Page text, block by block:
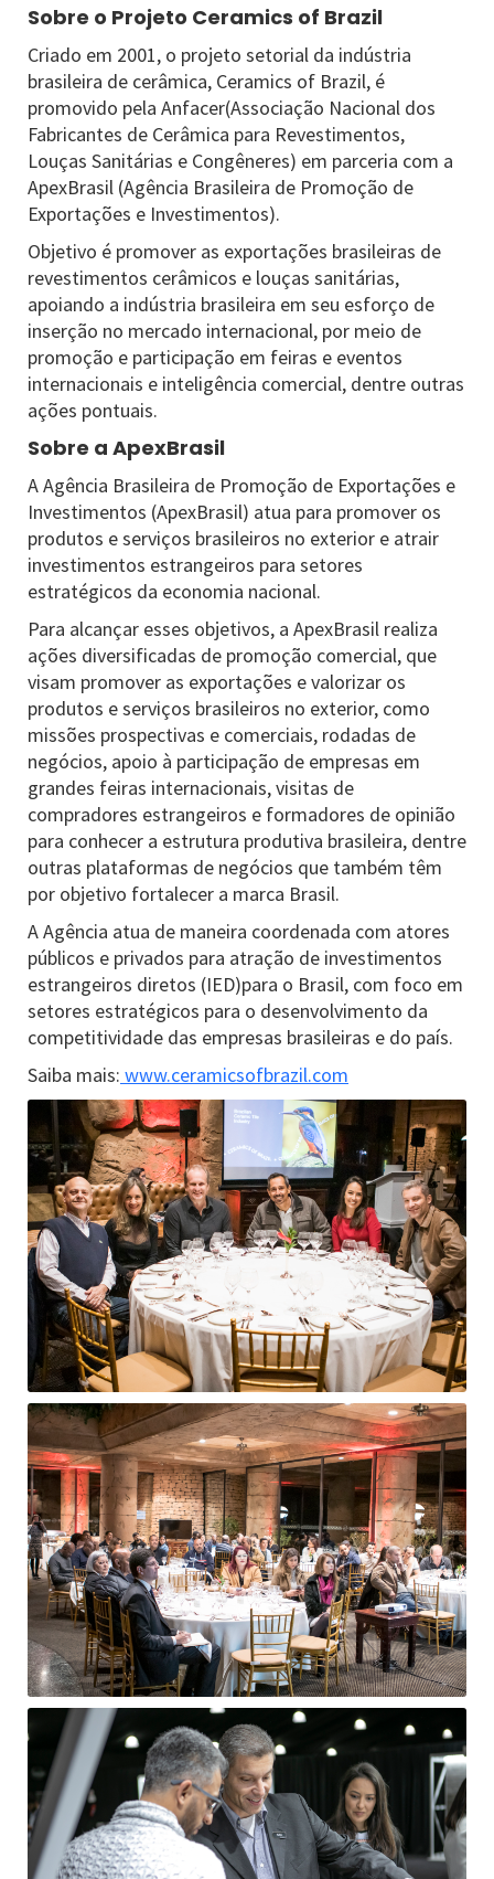
Sobre o Projeto Ceramics of Brazil
Criado em 2001, o projeto setorial da indústria
brasileira de cerâmica, Ceramics of Brazil, é
promovido pela Anfacer(Associação Nacional dos
Fabricantes de Cerâmica para Revestimentos,
Louças Sanitárias e Congêneres) em parceria com a
ApexBrasil (Agência Brasileira de Promoção de
Exportações e Investimentos).
Objetivo é promover as exportações brasileiras de
revestimentos cerâmicos e louças sanitárias,
apoiando a indústria brasileira em seu esforço de
inserção no mercado internacional, por meio de
promoção e participação em feiras e eventos
internacionais e inteligência comercial, dentre outras
ações pontuais.
Sobre a ApexBrasil
A Agência Brasileira de Promoção de Exportações e
Investimentos (ApexBrasil) atua para promover os
produtos e serviços brasileiros no exterior e atrair
investimentos estrangeiros para setores
estratégicos da economia nacional.
Para alcançar esses objetivos, a ApexBrasil realiza
ações diversificadas de promoção comercial, que
visam promover as exportações e valorizar os
produtos e serviços brasileiros no exterior, como
missões prospectivas e comerciais, rodadas de
negócios, apoio à participação de empresas em
grandes feiras internacionais, visitas de
compradores estrangeiros e formadores de opinião
para conhecer a estrutura produtiva brasileira, dentre
outras plataformas de negócios que também têm
por objetivo fortalecer a marca Brasil.
A Agência atua de maneira coordenada com atores
públicos e privados para atração de investimentos
estrangeiros diretos (IED)para o Brasil, com foco em
setores estratégicos para o desenvolvimento da
competitividade das empresas brasileiras e do país.
Saiba mais: www.ceramicsofbrazil.com